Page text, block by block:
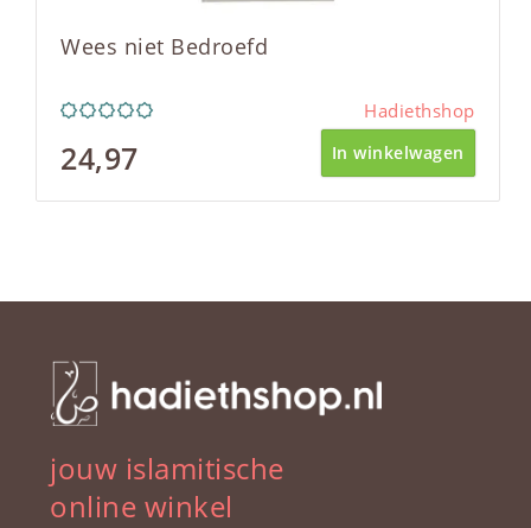
Wees niet Bedroefd
Hadiethshop
24,97 In winkelwagen
jouw islamitische
online winkel